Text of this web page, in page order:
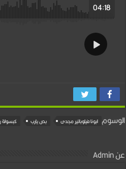
الألم
–
بص
04:18
الوسوم ابونا فيلوباتير مجدى بص يارب كبسولة
عن Admin